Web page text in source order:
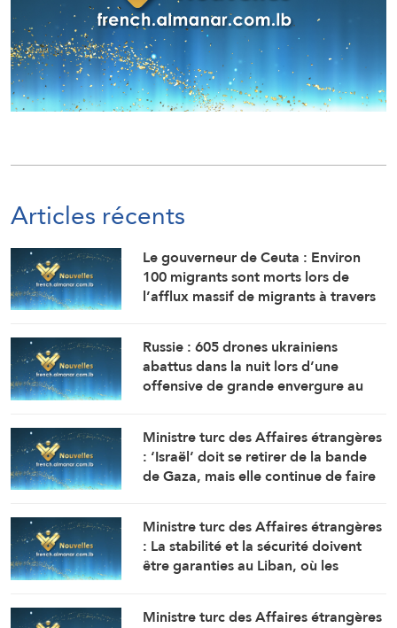
Articles récents
Le gouverneur de Ceuta : Environ
100 migrants sont morts lors de
l’afflux massif de migrants à travers
Russie : 605 drones ukrainiens
abattus dans la nuit lors d’une
offensive de grande envergure au
Ministre turc des Affaires étrangères
: ‘Israël’ doit se retirer de la bande
de Gaza, mais elle continue de faire
Ministre turc des Affaires étrangères
: La stabilité et la sécurité doivent
être garanties au Liban, où les
ont entraîné la mort et le
Ministre turc des Affaires étrangères